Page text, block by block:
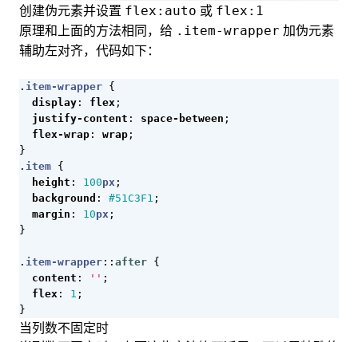
创建伪元素并设置 flex:auto 或 flex:1
原理和上面的方法相同，给 .item-wrapper 加伪元素
辅助左对齐，代码如下：
. item-wrapper {
display : flex ;
justify-content : space-between ;
flex-wrap : wrap ;
}
. item {
height : 100px ;
background : #51C3F1 ;
margin : 10px ;
}
. item-wrapper :: after {
content : '' ;
flex : 1 ;
}
当列数不固定时